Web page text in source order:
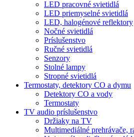
LED pracovné svietidlá
LED priemyselné svietidlá
LED, halogénové reflektory
Nočné svietidlá
Príslušenstvo
Ručné svietidlá
Senzory
Stolné lampy
Stropné svietidlá
Termostaty, detektory CO a dymu
Detektory CO a vody
Termostaty
TV audio príslušenstvo
Držiaky na TV
Multimediálné prehrávače,